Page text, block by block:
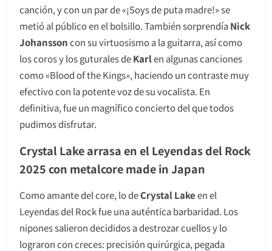
canción, y con un par de «¡Soys de puta madre!» se
metió al público en el bolsillo. También sorprendíaNick
Johanssoncon su virtuosismo a la guitarra, así como
los coros y los guturales deKarlen algunas canciones
como «Blood of the Kings», haciendo un contraste muy
efectivo con la potente voz de su vocalista. En
definitiva, fue un magnífico concierto del que todos
pudimos disfrutar.
Crystal Lake arrasa en el Leyendas del Rock
2025 con metalcore made in Japan
Como amante del core, lo deCrystal Lakeen el
Leyendas del Rock fue una auténtica barbaridad. Los
nipones salieron decididos a destrozar cuellos y lo
lograron con creces: precisión quirúrgica, pegada